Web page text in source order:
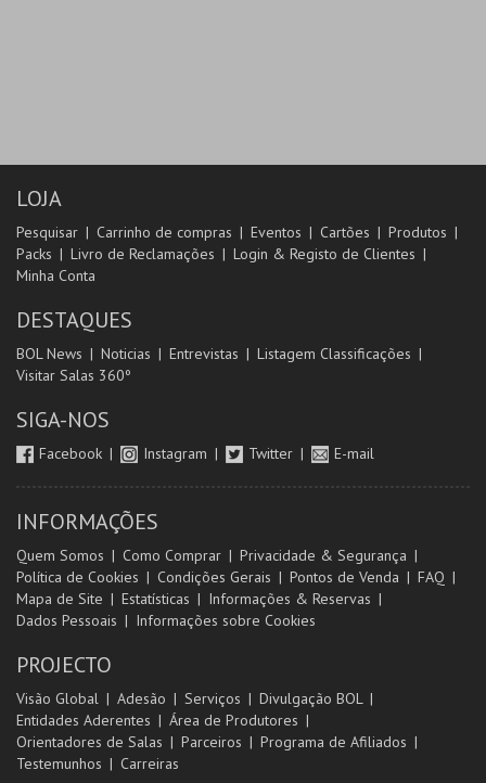
LOJA
Pesquisar Carrinho de compras Eventos Cartões
Produtos
Packs
Livro de Reclamações
Login & Registo de Clientes
Minha Conta
DESTAQUES
BOL News Noticias Entrevistas
Listagem Classificações
Visitar Salas 360º
SIGA-NOS
Facebook Instagram Twitter E-mail
INFORMAÇÕES
Quem Somos Como Comprar
Privacidade & Segurança
Política de Cookies
Condições Gerais Pontos de Venda
FAQ
Mapa de Site
Estatísticas
Informações & Reservas
Dados Pessoais
Informações sobre Cookies
PROJECTO
Visão Global Adesão Serviços
Divulgação BOL
Entidades Aderentes
Área de Produtores
Orientadores de Salas
Parceiros
Programa de Afiliados
Testemunhos
Carreiras